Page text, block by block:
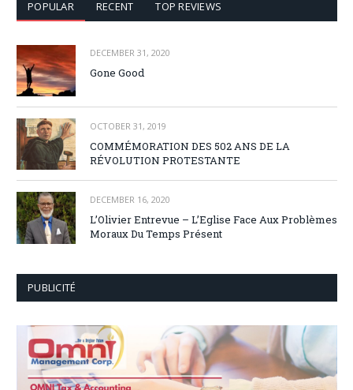
POPULAR RECENT TOP REVIEWS
DECEMBER 31, 2020
Gone Good
OCTOBER 31, 2019
COMMÉMORATION DES 502 ANS DE LA
RÉVOLUTION PROTESTANTE
DECEMBER 16, 2020
L’Olivier Entrevue – L’Eglise Face Aux Problèmes
Moraux Du Temps Présent
PUBLICITÉ